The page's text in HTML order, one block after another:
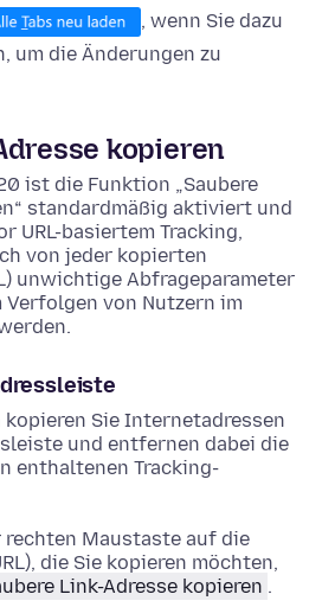
, wenn Sie dazu
um die Änderungen zu
kopieren
ist die Funktion „Saubere
standardmäßig aktiviert und
URL-basiertem Tracking,
von jeder kopierten
unwichtige Abfrageparameter
von Nutzern im
Sie Internetadressen
und entfernen dabei die
enthaltenen Tracking-
rechten Maustaste auf die
die Sie kopieren möchten,
Link-Adresse kopieren .